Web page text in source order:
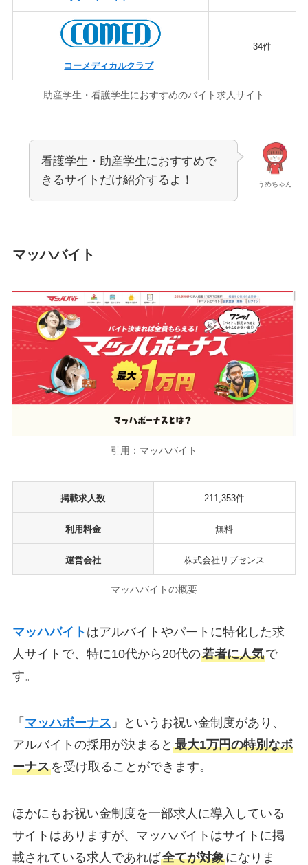
コーメディカルクラブ
34件
助産学生・看護学生におすすめのバイト求人サイト
うめちゃん
看護学生・助産学生におすすめで
きるサイトだけ紹介するよ！
マッハバイト
引用：マッハバイト
掲載求人数 211,353件
利用料金 無料
運営会社 株式会社リブセンス
マッハバイトの概要
マッハバイト はアルバイトやパートに特化した求
人サイトで、特に10代から20代の若者に人気で
す。
「 マッハボーナス 」というお祝い金制度があり、
アルバイトの採用が決まると 最大1万円の特別なボ
ーナスを受け取ることができます。
ほかにもお祝い金制度を一部求人に導入している
サイトはありますが、マッハバイトはサイトに掲
載されている求人であれば全てが対象になりま